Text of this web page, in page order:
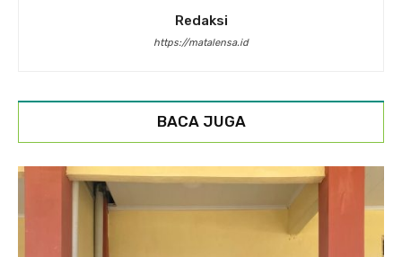
Redaksi
https://matalensa.id
BACA JUGA